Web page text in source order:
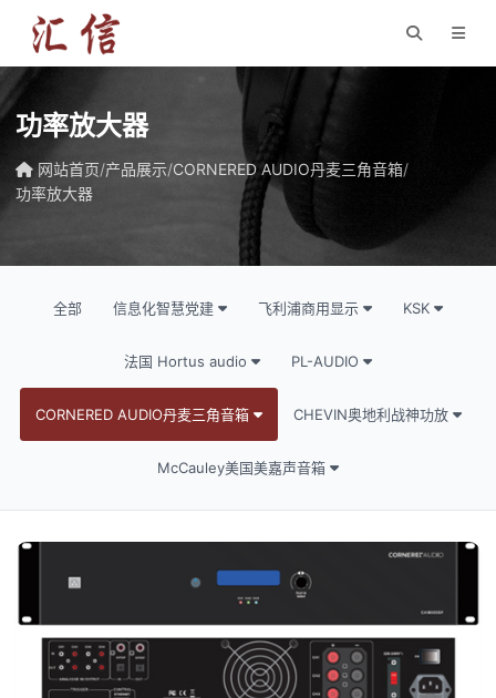
功率放大器
网站首页/产品展示/CORNERED AUDIO丹麦三角音箱/
功率放大器
全部 信息化智慧党建 飞利浦商用显示 KSK
法国 Hortus audio PL-AUDIO
CORNERED AUDIO丹麦三角音箱 CHEVIN奥地利战神功放
McCauley美国美嘉声音箱